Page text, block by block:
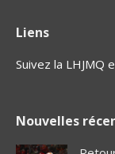
Liens
Suivez la LHJMQ
Nouvelles